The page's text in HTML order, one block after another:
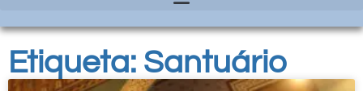
Etiqueta: Santuário